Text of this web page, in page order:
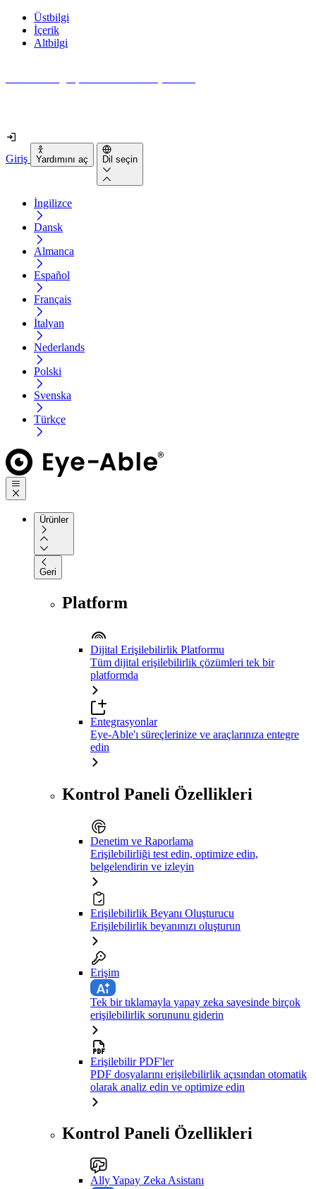
Üstbilgi
İçerik
Altbilgi
Giriş Yardımını aç Dil seçin
İngilizce
Dansk
Almanca
Español
Français
İtalyan
Nederlands
Polski
Svenska
Türkçe
Ürünler
Geri
Platform
Dijital Erişilebilirlik Platformu
Tüm dijital erişilebilirlik çözümleri tek bir
platformda
Entegrasyonlar
Eye-Able'ı süreçlerinize ve araçlarınıza entegre
edin
Kontrol Paneli Özellikleri
Denetim ve Raporlama
Erişilebilirliği test edin, optimize edin,
belgelendirin ve izleyin
Erişilebilirlik Beyanı Oluşturucu
Erişilebilirlik beyanınızı oluşturun
Erişim
Tek bir tıklamayla yapay zeka sayesinde birçok
erişilebilirlik sorununu giderin
Erişilebilir PDF'ler
PDF dosyalarını erişilebilirlik açısından otomatik
olarak analiz edin ve optimize edin
Kontrol Paneli Özellikleri
Ally Yapay Zeka Asistanı